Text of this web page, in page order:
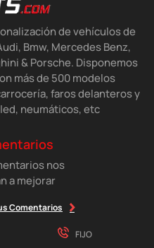
de vehículos de
Bmw, Mercedes Benz,
& Porsche. Disponemos
más de 500 modelos
faros delanteros y
neumáticos, etc
nos
a mejorar
Comentarios
FIJO